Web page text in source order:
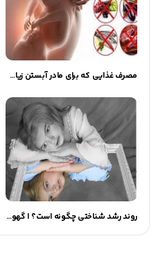
مصرف غذایی که برای مادر آبستن زیان آور است | گهوارک
روند رشد شناختی چگونه است؟ | گهوارک